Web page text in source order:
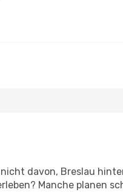
davon, Breslau
Manche planen